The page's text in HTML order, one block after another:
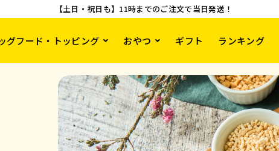
【土日・祝日も】11時までのご注文で当日発送！
グフード・トッピング おやつ ギフト ランキング